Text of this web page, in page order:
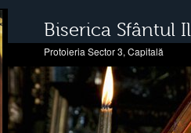
Biserica Sfântul
Protoieria Sector 3, Capitală